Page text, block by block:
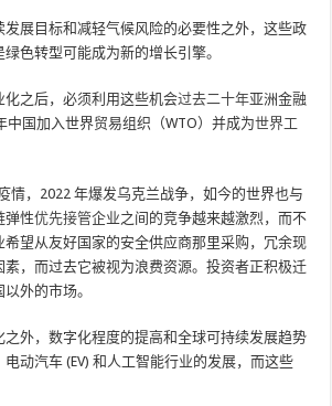
发展目标和减轻气候风险的必要性之外，这些政
色转型可能成为新的增长引擎。
之后，必须利用这些机会过去二十年亚洲金融
中国加入世界贸易组织（WTO）并成为世界工
情，2022 年爆发乌克兰战争，如今的世界也与
弹性优先接管企业之间的竞争越来越激烈，而不
望从友好国家的安全供应商那里采购，冗余现
，而过去它被视为浪费资源。投资者正积极迁
外的市场。
之外，数字化程度的提高和全球可持续发展趋势
动汽车 (EV) 和人工智能行业的发展，而这些